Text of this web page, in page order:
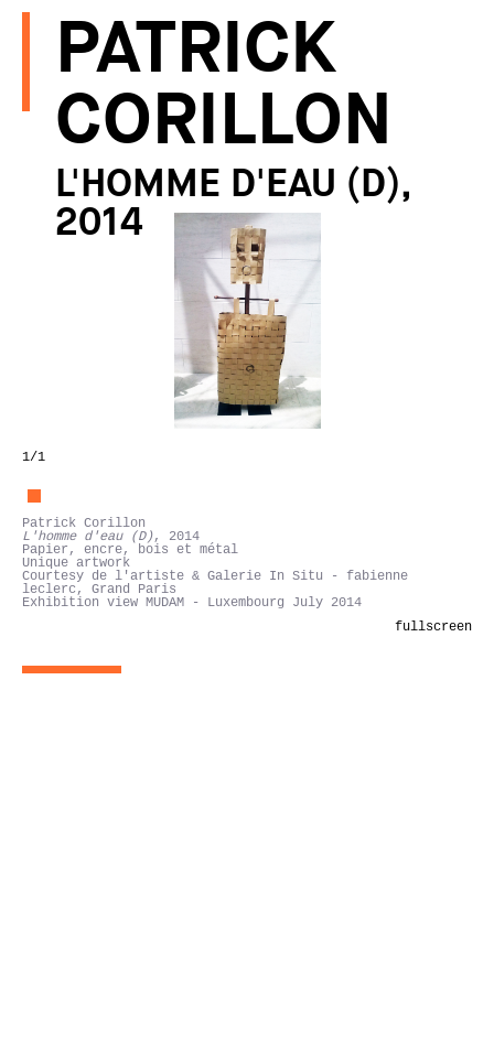
PATRICK
CORILLON
L'HOMME D'EAU (D),
2014
1/1
Patrick Corillon
L'homme d'eau (D), 2014
Papier, encre, bois et métal
Unique artwork
Courtesy de l'artiste & Galerie In Situ - fabienne
leclerc, Grand Paris
Exhibition view MUDAM - Luxembourg July 2014
fullscreen